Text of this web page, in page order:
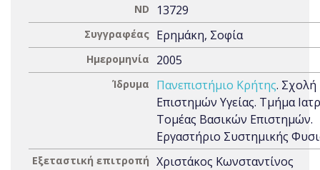
ND 13729
Συγγραφέας Ερημάκη, Σοφία
Ημερομηνία 2005
Ίδρυμα Πανεπιστήμιο Κρήτης. Σχολή
Επιστημών Υγείας. Τμήμα
Τομέας Βασικών Επιστημών.
Εργαστήριο Συστημικής
Εξεταστική επιτροπή Χριστάκος Κωνσταντίνος